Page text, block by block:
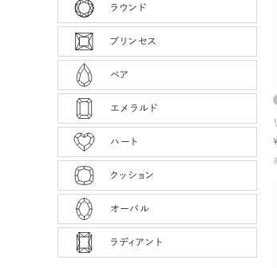
ラウンド
プリンセス
ペア
エメラルド
ハート
クッション
オーバル
ラディアント